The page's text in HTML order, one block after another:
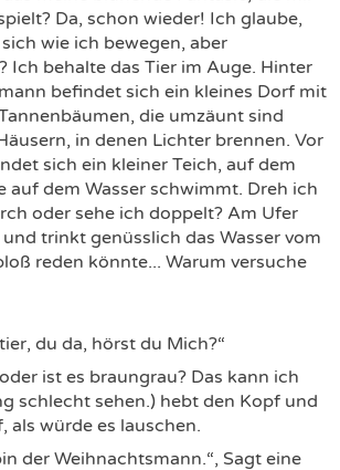
Da, schon wieder! Ich glaube,
wie ich bewegen, aber
Ich behalte das Tier im Auge. Hinter
befindet sich ein kleines Dorf mit
die umzäunt sind
in denen Lichter brennen. Vor
sich ein kleiner Teich, auf dem
auf dem Wasser schwimmt. Dreh ich
oder sehe ich doppelt? Am Ufer
trinkt genüsslich das Wasser vom
reden könnte... Warum versuche
du da, hörst du Mich?“
ist es braungrau? Das kann ich
schlecht sehen.) hebt den Kopf und
als würde es lauschen.
der Weihnachtsmann.“, Sagt eine